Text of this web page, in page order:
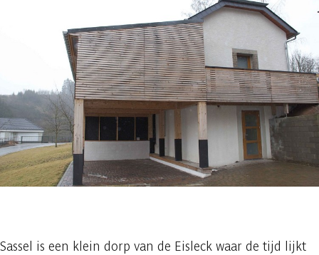
Sassel is een klein dorp van de Eisleck waar de tijd lijkt